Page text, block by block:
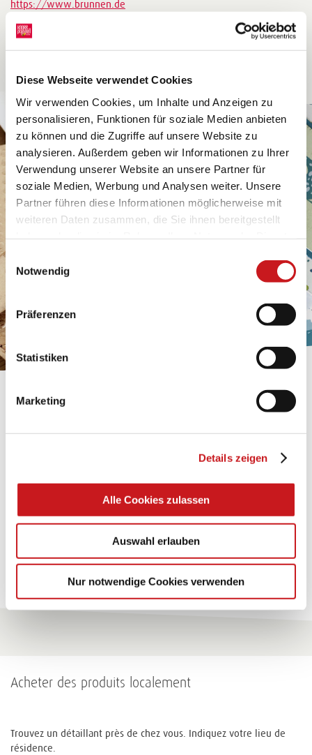
Diese Webseite verwendet Cookies
Wir verwenden Cookies, um Inhalte und Anzeigen zu
personalisieren, Funktionen für soziale Medien anbieten
zu können und die Zugriffe auf unsere Website zu
analysieren. Außerdem geben wir Informationen zu Ihrer
Verwendung unserer Website an unsere Partner für
soziale Medien, Werbung und Analysen weiter. Unsere
Partner führen diese Informationen möglicherweise mit
weiteren Daten zusammen, die Sie ihnen bereitgestellt
Datenschutzhinweisen
mehr darüber, wer wir sind, wie
personenbezogene Daten verarbeiten. Hier geht’s zum
Impressum.
Einwilligungsauswahl
Notwendig
Präferenzen
Statistiken
Marketing
Details zeigen
Alle Cookies zulassen
Auswahl erlauben
Nur notwendige Cookies verwenden
https://www.brunnen.de
FABRICATION ARTISANALE:
A very special surprise that surely hits the spot. Try it!
Conseils
Acheter des produits localement
Trouvez un détaillant près de chez vous. Indiquez votre lieu de
résidence.